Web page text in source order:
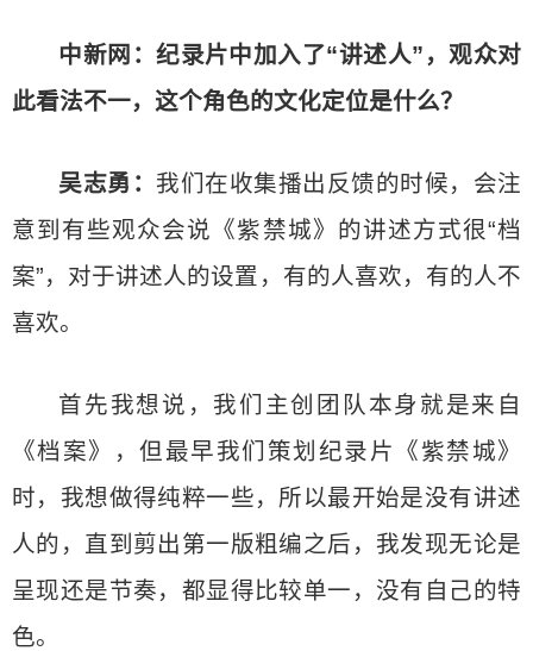
中新网：纪录片中加入了“讲述人”，观众对
此看法不一，这个角色的文化定位是什么？
吴志勇： 我们在收集播出反馈的时候，会注
意到有些观众会说《紫禁城》的讲述方式很“档
案”，对于讲述人的设置，有的人喜欢，有的人不
喜欢。
首先我想说，我们主创团队本身就是来自
《档案》，但最早我们策划纪录片《紫禁城》
时，我想做得纯粹一些，所以最开始是没有讲述
人的，直到剪出第一版粗编之后，我发现无论是
呈现还是节奏，都显得比较单一，没有自己的特
色。